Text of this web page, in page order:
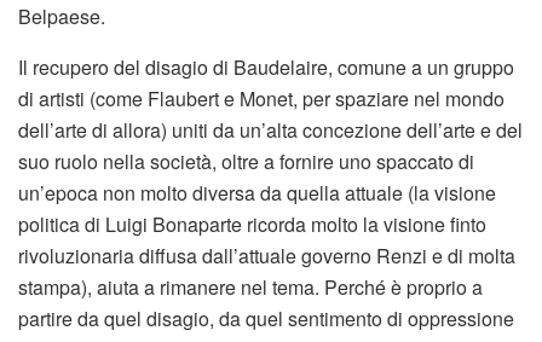
Belpaese.
Il recupero del disagio di Baudelaire, comune a un gruppo
di artisti (come Flaubert e Monet, per spaziare nel mondo
dell’arte di allora) uniti da un’alta concezione dell’arte e del
suo ruolo nella società, oltre a fornire uno spaccato di
un’epoca non molto diversa da quella attuale (la visione
politica di Luigi Bonaparte ricorda molto la visione finto
rivoluzionaria diffusa dall’attuale governo Renzi e di molta
stampa), aiuta a rimanere nel tema. Perché è proprio a
partire da quel disagio, da quel sentimento di oppressione